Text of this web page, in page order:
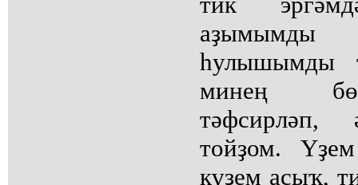
һулышымды
минең
тәфсирләп,
тойҙом.
күҙем асыҡ,